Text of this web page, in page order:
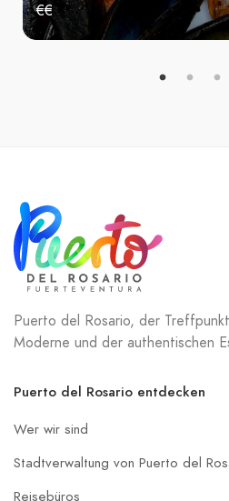
€€
Puerto del Rosario, der
Moderne und der authentischen
Puerto del Rosario entdecken
Wer wir sind
Stadtverwaltung von Puerto del
Reisebüros